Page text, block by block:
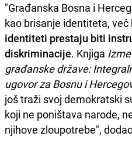
"Građanska Bosna i
kao brisanje identiteta, već
identiteti prestaju biti
diskriminacije. Knjiga
građanske države:
ugovor za Bosnu i
još traži svoj demokratski
koji ne poništava narode,
njihove zloupotrebe",